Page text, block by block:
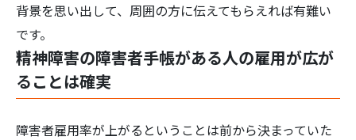
背景を思い出して、周囲の方に伝えてもらえれば有難い
です。
精神障害の障害者手帳がある人の雇用が広が
ることは確実
障害者雇用率が上がるということは前から決まっていた